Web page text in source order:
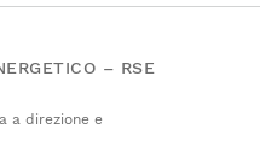
– RSE
a direzione e